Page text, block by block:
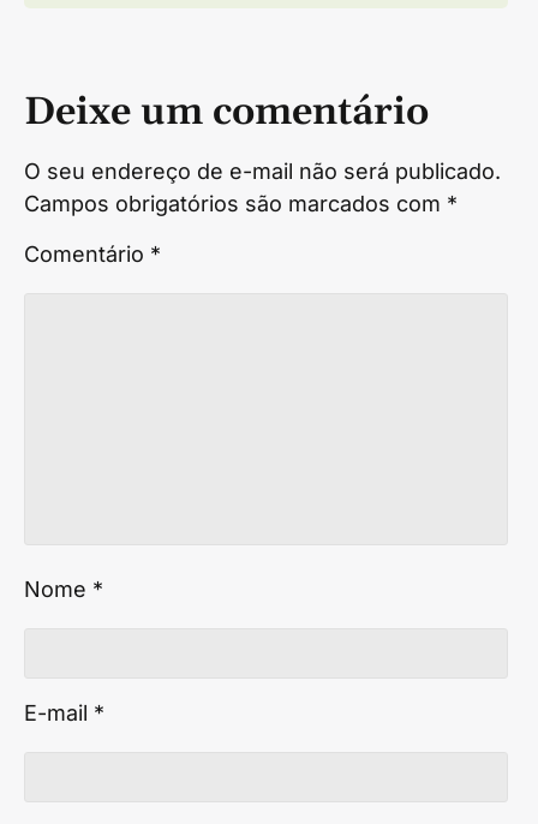
Deixe um comentário
O seu endereço de e-mail não será publicado.
Campos obrigatórios são marcados com *
Comentário *
Nome *
E-mail *